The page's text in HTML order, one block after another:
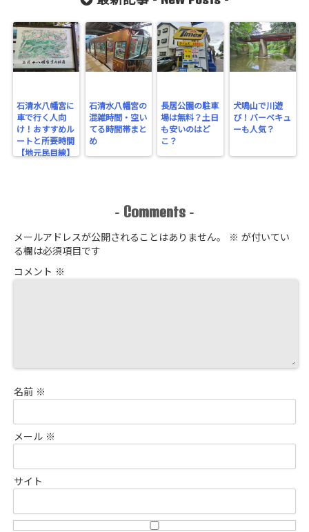
石清水八幡宮に
車で行く人向
け！おすすめル
ートと所要時間
【地元民目線】
石清水八幡宮の
混雑時間・空い
てる時間帯まと
め
長居公園の駐車
場は無料？土日
も安いのはど
こ？
犬鳴山で川遊
び！バーベキュ
ーも人気？
- Comments -
メールアドレスが公開されることはありません。 ※ が付いてい
る欄は必須項目です
コメント ※
名前 ※
メール ※
サイト